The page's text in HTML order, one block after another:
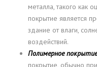
металла, такого как
покрытие является
здание от влаги,
воздействий.
Полимерное покрытие
покрытие, обычно